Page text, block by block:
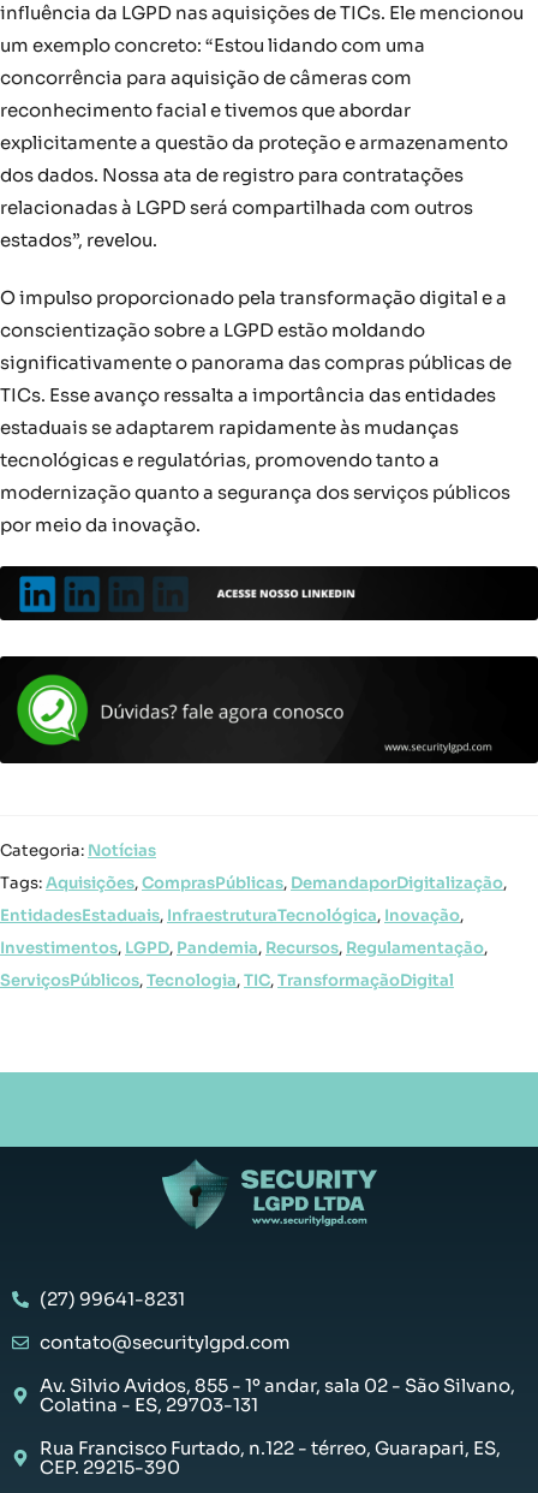
influência da LGPD nas aquisições de TICs. Ele mencionou
um exemplo concreto: “Estou lidando com uma
concorrência para aquisição de câmeras com
reconhecimento facial e tivemos que abordar
explicitamente a questão da proteção e armazenamento
dos dados. Nossa ata de registro para contratações
relacionadas à LGPD será compartilhada com outros
estados”, revelou.
O impulso proporcionado pela transformação digital e a
conscientização sobre a LGPD estão moldando
significativamente o panorama das compras públicas de
TICs. Esse avanço ressalta a importância das entidades
estaduais se adaptarem rapidamente às mudanças
tecnológicas e regulatórias, promovendo tanto a
modernização quanto a segurança dos serviços públicos
por meio da inovação.
Categoria: Notícias
Tags:Aquisições,ComprasPúblicas, DemandaporDigitalização,
EntidadesEstaduais, InfraestruturaTecnológica, Inovação,
Investimentos, LGPD, Pandemia, Recursos, Regulamentação,
ServiçosPúblicos,Tecnologia,TIC,TransformaçãoDigital
(27) 99641-8231
contato@securitylgpd.com
Av. Silvio Avidos, 855 - 1º andar, sala 02 - São Silvano,
Colatina - ES, 29703-131
Rua Francisco Furtado, n.122 - térreo, Guarapari, ES,
CEP. 29215-390